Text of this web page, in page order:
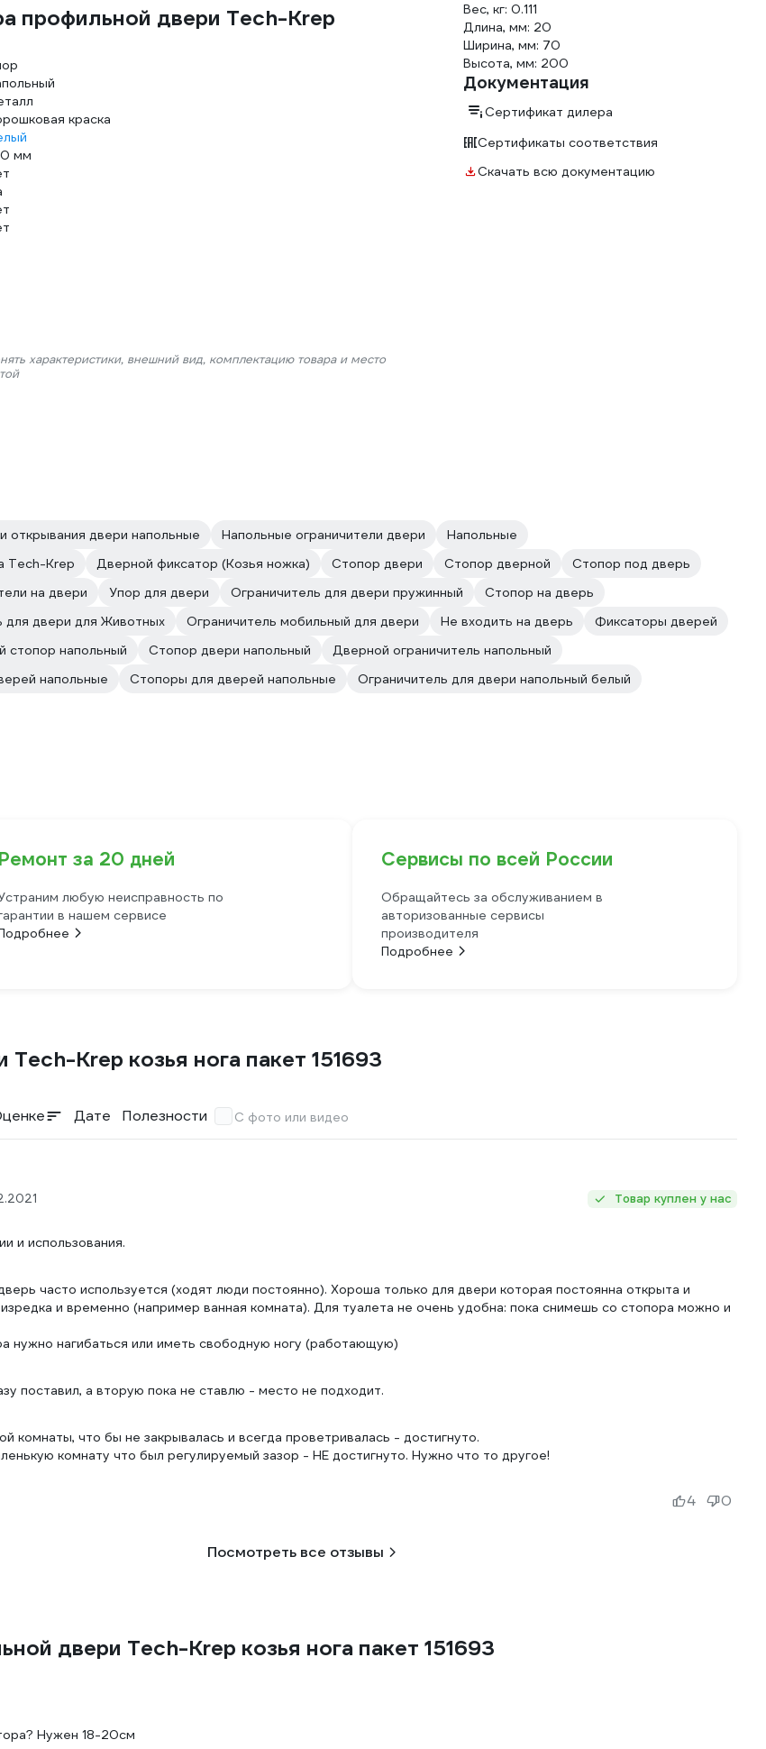
профильной двери Tech-Krep
краска
мм
характеристики, внешний вид, комплектацию товара и место
Вес, кг: 0.111
Длина, мм: 20
Ширина, мм: 70
Высота, мм: 200
Документация
Сертификат дилера
Сертификаты соответствия
Скачать всю документацию
открывания двери напольные Напольные ограничители двери
Напольные
Tech-Krep Дверной фиксатор (Козья ножка) Стопор двери Стопор дверной
Стопор под дверь
на двери Упор для двери Ограничитель для двери пружинный
Стопор на дверь
для двери для Животных Ограничитель мобильный для двери Не входить на дверь
Фиксаторы дверей
стопор напольный Стопор двери напольный
Дверной ограничитель напольный
напольные Стопоры для дверей напольные Ограничитель для двери напольный белый
Ремонт за 20 дней
любую неисправность по
в нашем сервисе
Сервисы по всей России
Обращайтесь за обслуживанием в
авторизованные сервисы
производителя
Подробнее
Krep козья нога пакет 151693
Дате Полезности С фото или видео
Товар куплен у нас
и использования.
часто используется (ходят люди постоянно). Хороша только для двери которая постоянна открыта и
и временно (например ванная комната). Для туалета не очень удобна: пока снимешь со стопора можно и
нужно нагибаться или иметь свободную ногу (работающую)
поставил, а вторую пока не ставлю - место не подходит.
комнаты, что бы не закрывалась и всегда проветривалась - достигнуто.
комнату что был регулируемый зазор - НЕ достигнуто. Нужно что то другое!
4 0
Посмотреть все отзывы
двери Tech-Krep козья нога пакет 151693
Нужен 18-20см